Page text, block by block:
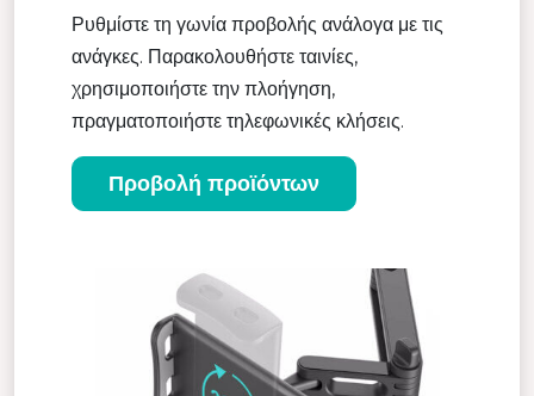
Ρυθμίστε τη γωνία προβολής ανάλογα με τις
ανάγκες. Παρακολουθήστε ταινίες,
χρησιμοποιήστε την πλοήγηση,
πραγματοποιήστε τηλεφωνικές κλήσεις.
Προβολή προϊόντων